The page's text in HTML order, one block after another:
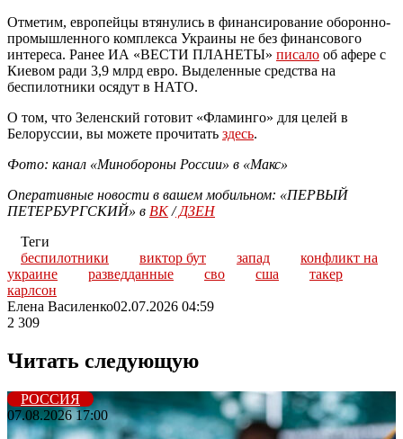
Отметим, европейцы втянулись в финансирование оборонно-
промышленного комплекса Украины не без финансового
интереса. Ранее ИА «ВЕСТИ ПЛАНЕТЫ» писало об афере с
Киевом ради 3,9 млрд евро. Выделенные средства на
беспилотники осядут в НАТО.
О том, что Зеленский готовит «Фламинго» для целей в
Белоруссии, вы можете прочитать здесь.
Фото: канал «Минобороны России» в «Макс»
Оперативные новости в вашем мобильном: «ПЕРВЫЙ
ПЕТЕРБУРГСКИЙ» в ВК/ДЗЕН
Теги
беспилотники
виктор бут запад
конфликт на
украине
разведданные сво сша
такер
карлсон
Елена Василенко02.07.2026 04:59
2 309
Читать следующую
РОССИЯ
07.08.2026 17:00